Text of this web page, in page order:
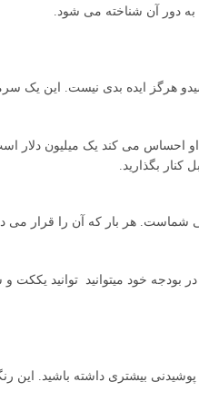
دور آن شناخته می شود.
هرگز ایده بدی نیست. این یک
احساس می کند یک میلیون دلار
بگذارید.
هر بار که آن را قرار می
خود میتوانید توانید یککت و
بیشتری داشته باشید. این